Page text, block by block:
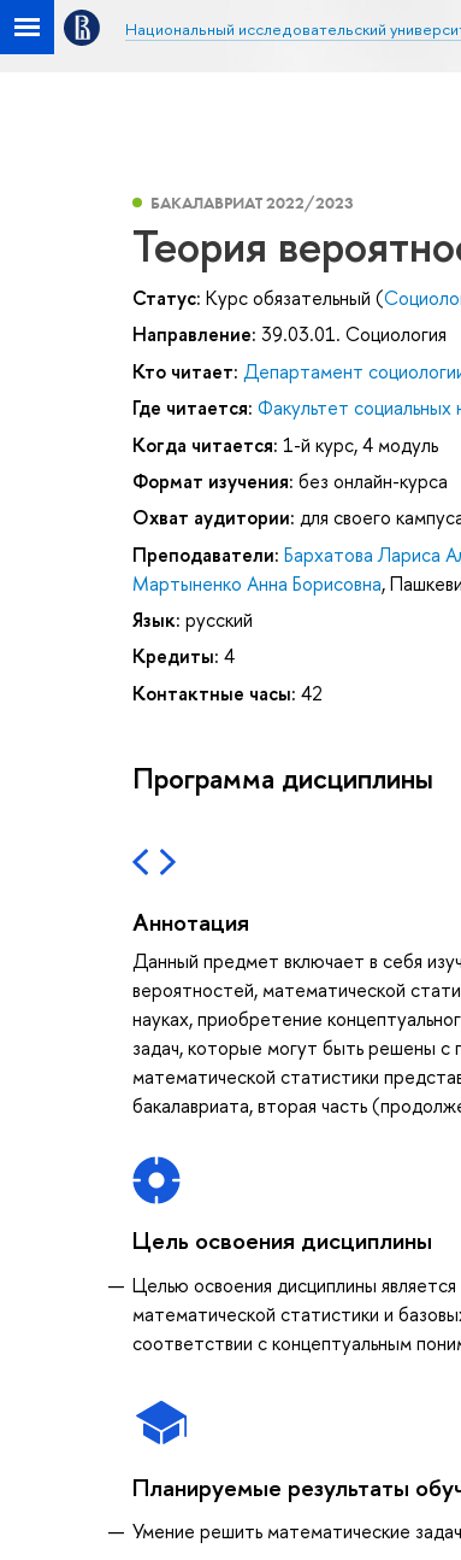
Национальный исследовательский
БАКАЛАВРИАТ 2022/2023
Теория
Статус: Курс обязательный (
Направление: 39.03.01. Социология
Кто читает: Департамент
Где читается: Факультет социальных
Когда читается: 1-й курс, 4 модуль
Формат изучения: без онлайн-курса
Охват аудитории: для своего
Преподаватели: Бархатова Лариса
Мартыненко Анна Борисовна,
Язык: русский
Кредиты: 4
Контактные часы: 42
Программа дисциплины
Аннотация
Данный предмет включает в себя
вероятностей, математической
науках, приобретение
задач, которые могут быть решены
математической статистики
бакалавриата, вторая часть
Цель освоения дисциплины
Целью освоения дисциплины
математической статистики и
соответствии с концептуальным
Планируемые результаты
Умение решить математические